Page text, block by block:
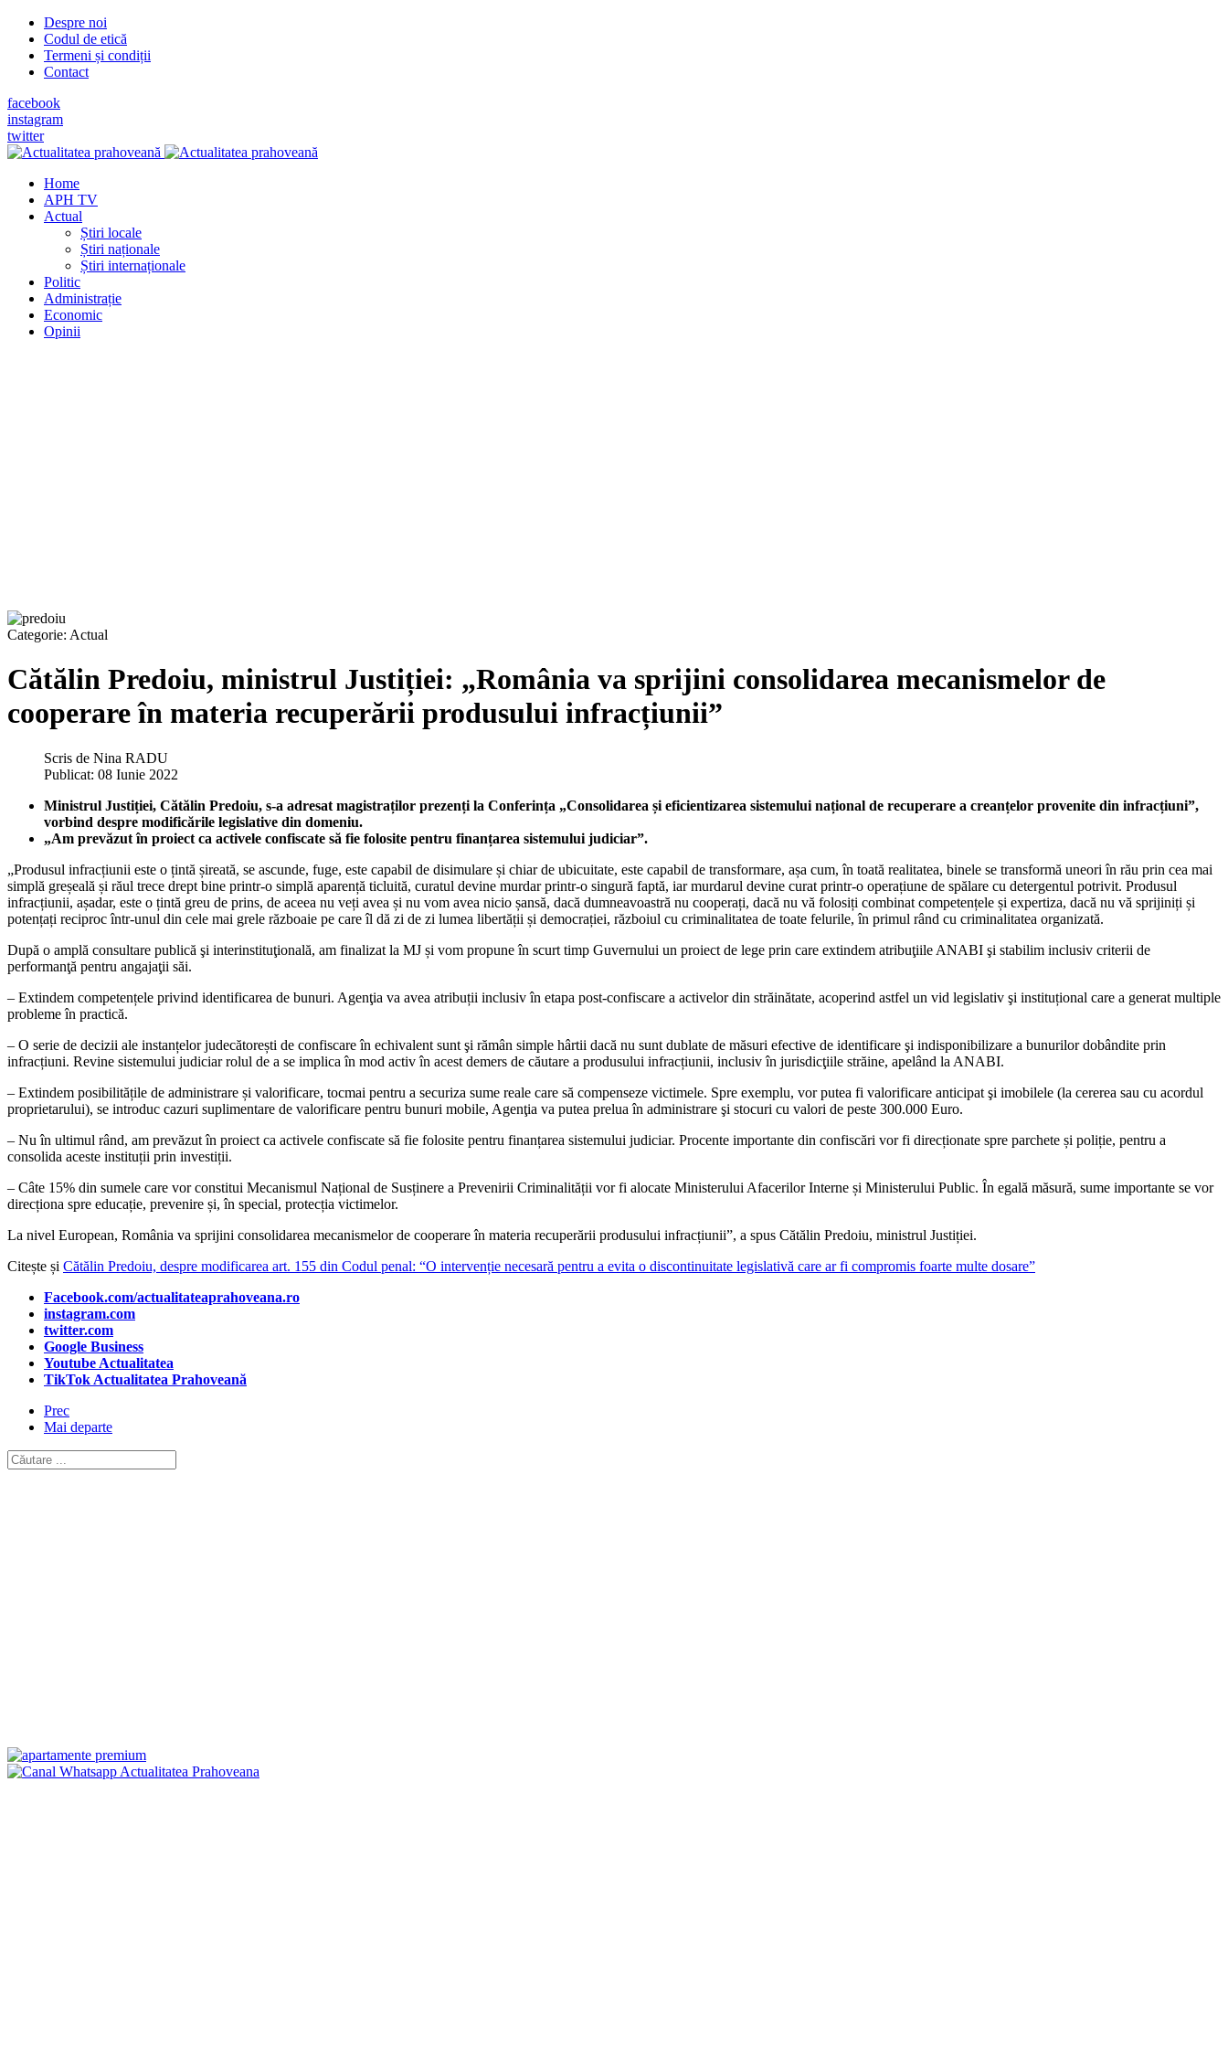
Despre noi
Codul de etică
Termeni și condiții
Contact
facebook
instagram
twitter
Home
APH TV
Actual
Știri locale
Știri naționale
Știri internaționale
Politic
Administrație
Economic
Opinii
Categorie: Actual
Cătălin Predoiu, ministrul Justiției: „România va sprijini consolidarea mecanismelor de
cooperare în materia recuperării produsului infracțiunii”
Scris de Nina RADU
Publicat: 08 Iunie 2022
Ministrul Justiției, Cătălin Predoiu, s-a adresat magistraților prezenți la Conferința „Consolidarea și eficientizarea sistemului național de recuperare a creanțelor provenite din infracțiuni”,
vorbind despre modificările legislative din domeniu.
„Am prevăzut în proiect ca activele confiscate să fie folosite pentru finanțarea sistemului judiciar”.
„Produsul infracțiunii este o țintă șireată, se ascunde, fuge, este capabil de disimulare și chiar de ubicuitate, este capabil de transformare, așa cum, în toată realitatea, binele se transformă uneori în rău prin cea mai
simplă greșeală și răul trece drept bine printr-o simplă aparență ticluită, curatul devine murdar printr-o singură faptă, iar murdarul devine curat printr-o operațiune de spălare cu detergentul potrivit. Produsul
infracțiunii, așadar, este o țintă greu de prins, de aceea nu veți avea și nu vom avea nicio șansă, dacă dumneavoastră nu cooperați, dacă nu vă folosiți combinat competențele și expertiza, dacă nu vă sprijiniți și
potențați reciproc într-unul din cele mai grele războaie pe care îl dă zi de zi lumea libertății și democrației, războiul cu criminalitatea de toate felurile, în primul rând cu criminalitatea organizată.
După o amplă consultare publică şi interinstituţională, am finalizat la MJ și vom propune în scurt timp Guvernului un proiect de lege prin care extindem atribuţiile ANABI şi stabilim inclusiv criterii de
performanţă pentru angajaţii săi.
– Extindem competențele privind identificarea de bunuri. Agenţia va avea atribuții inclusiv în etapa post-confiscare a activelor din străinătate, acoperind astfel un vid legislativ şi instituțional care a generat multiple
probleme în practică.
– O serie de decizii ale instanțelor judecătorești de confiscare în echivalent sunt şi rămân simple hârtii dacă nu sunt dublate de măsuri efective de identificare şi indisponibilizare a bunurilor dobândite prin
infracțiuni. Revine sistemului judiciar rolul de a se implica în mod activ în acest demers de căutare a produsului infracțiunii, inclusiv în jurisdicţiile străine, apelând la ANABI.
– Extindem posibilitățile de administrare și valorificare, tocmai pentru a securiza sume reale care să compenseze victimele. Spre exemplu, vor putea fi valorificare anticipat şi imobilele (la cererea sau cu acordul
proprietarului), se introduc cazuri suplimentare de valorificare pentru bunuri mobile, Agenţia va putea prelua în administrare şi stocuri cu valori de peste 300.000 Euro.
– Nu în ultimul rând, am prevăzut în proiect ca activele confiscate să fie folosite pentru finanțarea sistemului judiciar. Procente importante din confiscări vor fi direcționate spre parchete și poliție, pentru a
consolida aceste instituții prin investiții.
– Câte 15% din sumele care vor constitui Mecanismul Național de Susținere a Prevenirii Criminalității vor fi alocate Ministerului Afacerilor Interne și Ministerului Public. În egală măsură, sume importante se vor
direcționa spre educație, prevenire și, în special, protecția victimelor.
La nivel European, România va sprijini consolidarea mecanismelor de cooperare în materia recuperării produsului infracțiunii”, a spus Cătălin Predoiu, ministrul Justiției.
Citește și Cătălin Predoiu, despre modificarea art. 155 din Codul penal: “O intervenție necesară pentru a evita o discontinuitate legislativă care ar fi compromis foarte multe dosare”
Facebook.com/actualitateaprahoveana.ro
instagram.com
twitter.com
Google Business
Youtube Actualitatea
TikTok Actualitatea Prahoveană
Prec
Mai departe